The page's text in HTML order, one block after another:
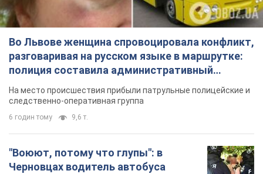
Во Львове женщина спровоцировала конфликт,
разговаривая на русском языке в маршрутке:
полиция составила административный
протокол. Видео
На место происшествия прибыли патрульные полицейские и
следственно-оперативная группа
6 годин тому 9,6 т.
"Воюют, потому что глупы": в
Черновцах водитель автобуса